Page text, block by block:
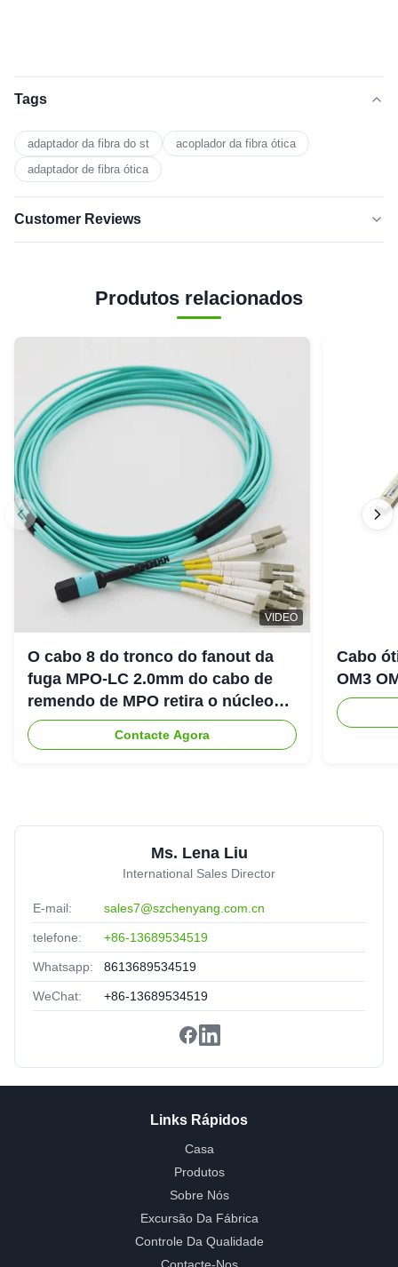
Tags
adaptador da fibra do st
acoplador da fibra ótica
adaptador de fibra ótica
Customer Reviews
Com base em 50 avaliações recentes
estrelas
estrelas
2
estrelas
1 estrela
M
MPO-LC multi-mode Fiber Optic Patch Cord 8/12/16/24
Core Fiber Optic Cable
United StatesOct 30.2025
★★★★★
★★★★★
The product is highly cost effective,the company salesman
D
Duplex LC 5M 40g Qsfp AOC Active Optical Cable
★★★★★
★★★★★
8C 12C 24C Fiber Optic Cable MPO To MPO Aqua
United Arab EmiratesSep 3.2025
★★★★★
★★★★★
Produtos relacionados
VIDEO
O cabo 8 do tronco do fanout da
fuga MPO-LC 2.0mm do cabo de
remendo de MPO retira o núcleo
de OM3
Contacte Agora
Cabo
OM3
Ms. Lena Liu
International Sales Director
E-mail: sales7@szchenyang.com.cn
telefone: +86-13689534519
Whatsapp: 8613689534519
WeChat: +86-13689534519
Links Rápidos
Casa
Produtos
Sobre Nós
Excursão Da Fábrica
Controle Da Qualidade